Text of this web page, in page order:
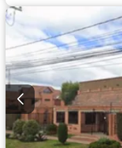
Gimnasio
Cocina
Estudio
Vista
Cuarto de servicio
Patio